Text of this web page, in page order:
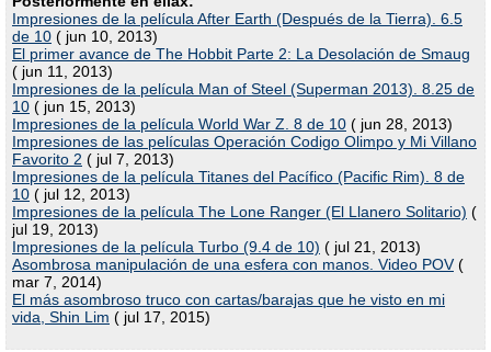
Impresiones de la película After Earth (Después de la Tierra). 6.5
de 10 ( jun 10, 2013)
El primer avance de The Hobbit Parte 2: La Desolación de Smaug
( jun 11, 2013)
Impresiones de la película Man of Steel (Superman 2013). 8.25 de
10 ( jun 15, 2013)
Impresiones de la película World War Z. 8 de 10 ( jun 28, 2013)
Impresiones de las películas Operación Codigo Olimpo y Mi Villano
Favorito 2 ( jul 7, 2013)
Impresiones de la película Titanes del Pacífico (Pacific Rim). 8 de
10 ( jul 12, 2013)
Impresiones de la película The Lone Ranger (El Llanero Solitario) (
jul 19, 2013)
Impresiones de la película Turbo (9.4 de 10) ( jul 21, 2013)
Asombrosa manipulación de una esfera con manos. Video POV(
mar 7, 2014)
El más asombroso truco con cartas/barajas que he visto en mi
vida, Shin Lim ( jul 17, 2015)